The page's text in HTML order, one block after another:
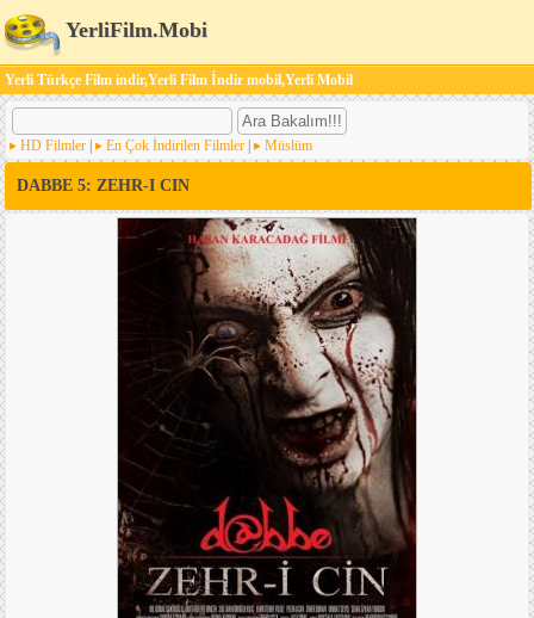
YerliFilm.Mobi
Yerli Türkçe Film indir,Yerli Film İndir mobil,Yerli Mobil
HD Filmler En Çok İndirilen Filmler Müslüm
DABBE 5: ZEHR-I CIN